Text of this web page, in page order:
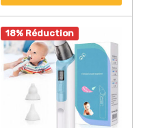
18% Réduction